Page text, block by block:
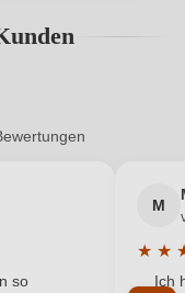
2024
Bitte loggen Sie sich
Bewertung von 4.7
von 5 von 5 Sternen
so
M
★ ★
Ich